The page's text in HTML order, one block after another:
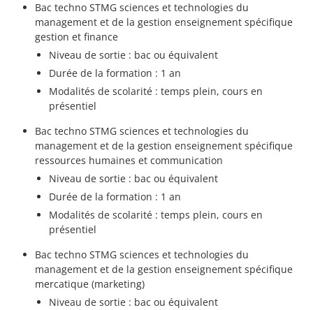
Bac techno STMG sciences et technologies du
management et de la gestion enseignement spécifique
gestion et finance
Niveau de sortie : bac ou équivalent
Durée de la formation : 1 an
Modalités de scolarité : temps plein, cours en
présentiel
Bac techno STMG sciences et technologies du
management et de la gestion enseignement spécifique
ressources humaines et communication
Niveau de sortie : bac ou équivalent
Durée de la formation : 1 an
Modalités de scolarité : temps plein, cours en
présentiel
Bac techno STMG sciences et technologies du
management et de la gestion enseignement spécifique
mercatique (marketing)
Niveau de sortie : bac ou équivalent